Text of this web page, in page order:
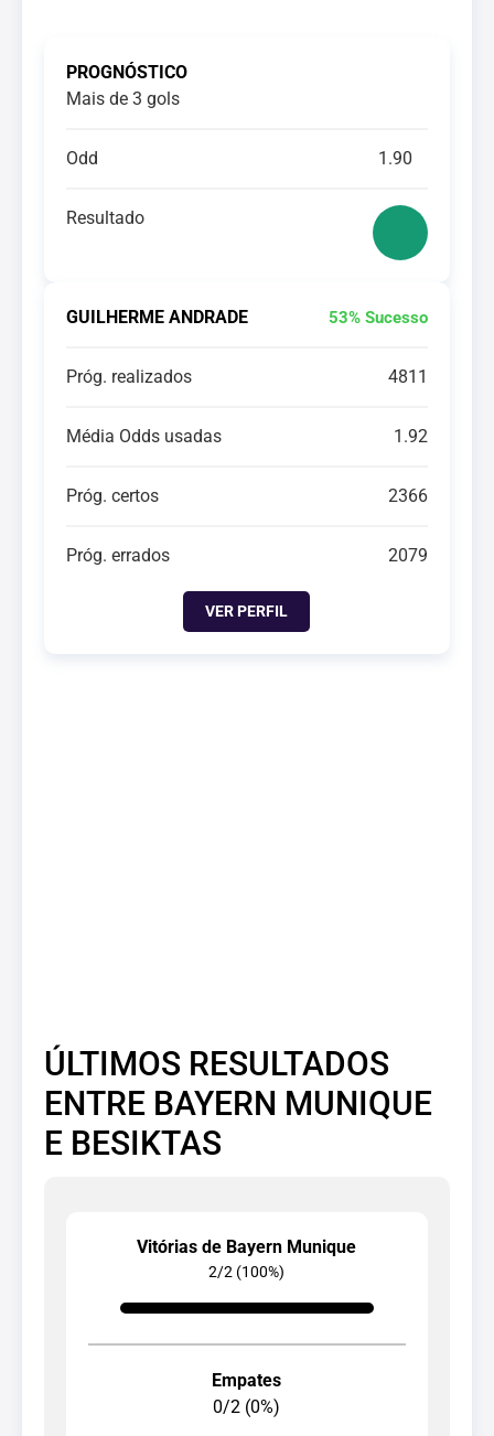
PROGNÓSTICO
Mais de 3 gols
Odd 1.90
Resultado
GUILHERME ANDRADE 53% Sucesso
Próg. realizados 4811
Média Odds usadas 1.92
Próg. certos 2366
Próg. errados 2079
VER PERFIL
ÚLTIMOS RESULTADOS
ENTRE BAYERN MUNIQUE
E BESIKTAS
Vitórias de Bayern Munique
2/2 (100%)
Empates
0/2 (0%)